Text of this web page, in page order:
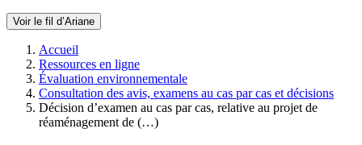
Voir le fil d’Ariane
Accueil
Ressources en ligne
Évaluation environnementale
Consultation des avis, examens au cas par cas et décisions
Décision d’examen au cas par cas, relative au projet de
réaménagement de (…)